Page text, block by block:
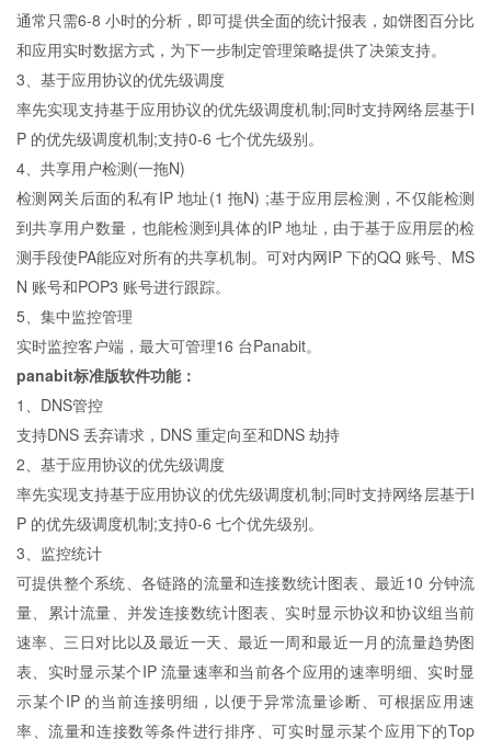
通常只需6-8 小时的分析，即可提供全面的统计报表，如饼图百分比
和应用实时数据方式，为下一步制定管理策略提供了决策支持。
3、基于应用协议的优先级调度
率先实现支持基于应用协议的优先级调度机制;同时支持网络层基于I
P 的优先级调度机制;支持0-6 七个优先级别。
4、共享用户检测(一拖N)
检测网关后面的私有IP 地址(1 拖N) ;基于应用层检测，不仅能检测
到共享用户数量，也能检测到具体的IP 地址，由于基于应用层的检
测手段使PA能应对所有的共享机制。可对内网IP 下的QQ 账号、MS
N 账号和POP3 账号进行跟踪。
5、集中监控管理
实时监控客户端，最大可管理16 台Panabit。
panabit标准版软件功能：
1、DNS管控
支持DNS 丢弃请求，DNS 重定向至和DNS 劫持
2、基于应用协议的优先级调度
率先实现支持基于应用协议的优先级调度机制;同时支持网络层基于I
P 的优先级调度机制;支持0-6 七个优先级别。
3、监控统计
可提供整个系统、各链路的流量和连接数统计图表、最近10 分钟流
量、累计流量、并发连接数统计图表、实时显示协议和协议组当前
速率、三日对比以及最近一天、最近一周和最近一月的流量趋势图
表、实时显示某个IP 流量速率和当前各个应用的速率明细、实时显
示某个IP 的当前连接明细，以便于异常流量诊断、可根据应用速
率、流量和连接数等条件进行排序、可实时显示某个应用下的Top